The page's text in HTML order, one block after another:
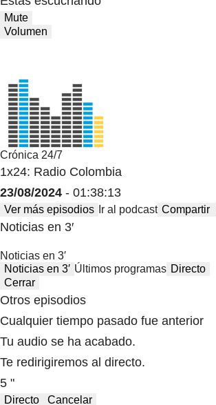
Mute
Volumen
Crónica 24/7
1x24: Radio Colombia
23/08/2024 - 01:38:13
Ver más episodios Ir al podcast Compartir
Noticias en 3′
Noticias en 3′
Noticias en 3′ Últimos programas Directo
Cerrar
Otros episodios
Cualquier tiempo pasado fue anterior
Tu audio se ha acabado.
Te redirigiremos al directo.
5 "
Directo Cancelar